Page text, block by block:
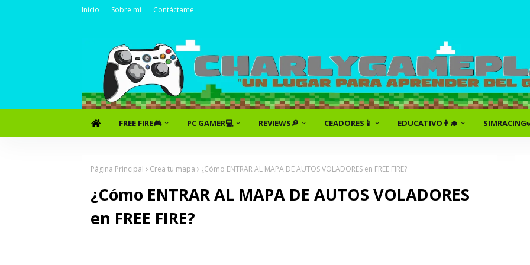
Inicio Sobre mí Contáctame
FREE FIRE🎮 PC GAMER💻 REVIEWS🔎 CEADORES📱 EDUCATIVO👨‍🎓
Página Principal Crea tu mapa ¿Cómo ENTRAR AL MAPA DE AUTOS VOLADORES en FREE FIRE?
¿Cómo ENTRAR AL MAPA DE AUTOS VOLADORES
en FREE FIRE?